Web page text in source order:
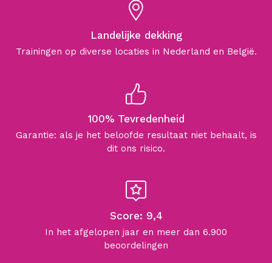
Landelijke dekking
Trainingen op diverse locaties in Nederland en België.
100% Tevredenheid
Garantie: als je het beloofde resultaat niet behaalt, is
dit ons risico.
Score: 9,4
In het afgelopen jaar en meer dan 6.900
beoordelingen